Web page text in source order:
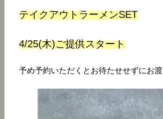
テイクアウトラーメンSET
4/25(木)ご提供スタート
予め予約いただくとお待たせせずにお